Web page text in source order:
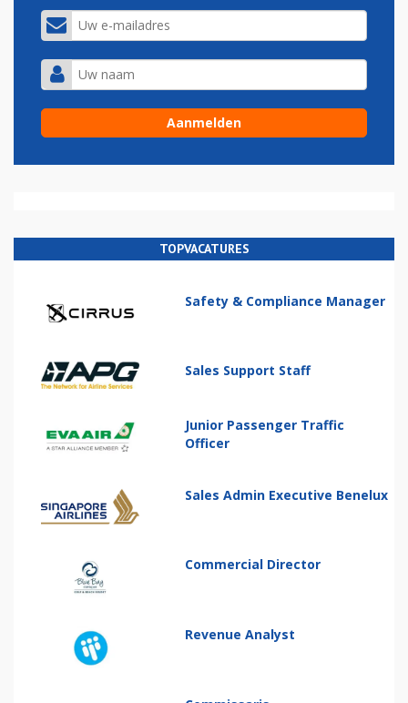
TOPVACATURES
Safety & Compliance Manager
Sales Support Staff
Junior Passenger Traffic
Officer
Sales Admin Executive Benelux
Commercial Director
Revenue Analyst